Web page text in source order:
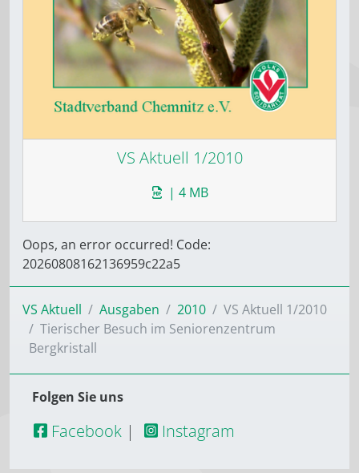
VS Aktuell 1/2010
| 4 MB
Oops, an error occurred! Code:
20260808162136959c22a5
VS Aktuell Ausgaben 2010
VS Aktuell 1/2010
Tierischer Besuch im Seniorenzentrum
Bergkristall
Folgen Sie uns
Facebook | Instagram